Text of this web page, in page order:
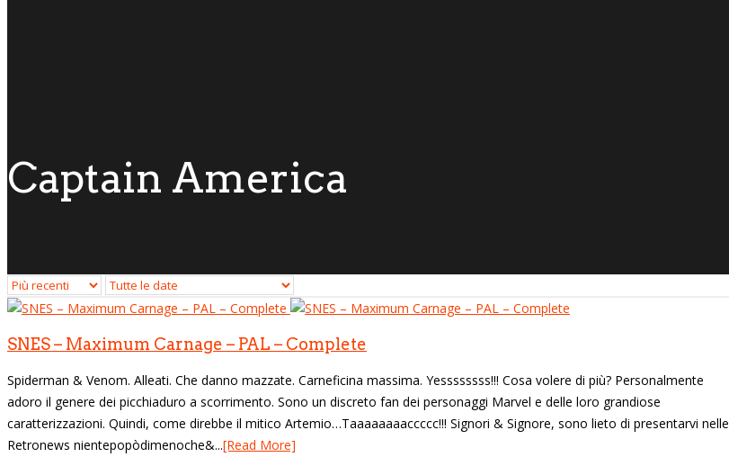
Captain America
SNES – Maximum Carnage – PAL – Complete
Spiderman & Venom. Alleati. Che danno mazzate. Carneficina massima. Yessssssss!!! Cosa volere di più? Personalmente
adoro il genere dei picchiaduro a scorrimento. Sono un discreto fan dei personaggi Marvel e delle loro grandiose
caratterizzazioni. Quindi, come direbbe il mitico Artemio…Taaaaaaaaccccc!!! Signori & Signore, sono lieto di presentarvi nelle
Retronews nientepopòdimenoche&...[Read More]